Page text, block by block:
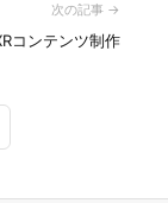
次の記事 →
コンテンツ制作